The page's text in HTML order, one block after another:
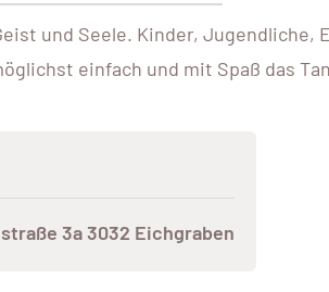
und Seele. Kinder, Jugendliche,
einfach und mit Spaß das
3a 3032 Eichgraben